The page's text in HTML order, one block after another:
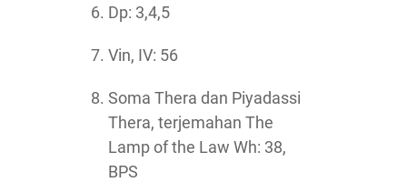
Dp: 3,4,5
Vin, IV: 56
Soma Thera dan Piyadassi
Thera, terjemahan The
Lamp of the Law Wh: 38,
BPS